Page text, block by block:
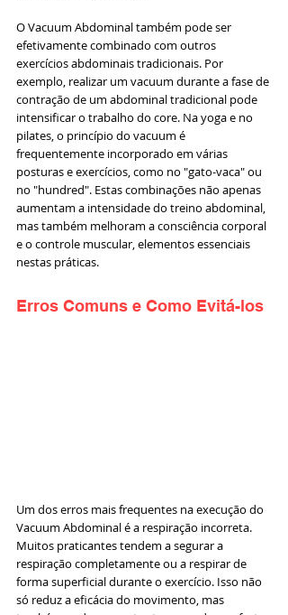
O Vacuum Abdominal também pode ser
efetivamente combinado com outros
exercícios abdominais tradicionais. Por
exemplo, realizar um vacuum durante a fase de
contração de um abdominal tradicional pode
intensificar o trabalho do core. Na yoga e no
pilates, o princípio do vacuum é
frequentemente incorporado em várias
posturas e exercícios, como no "gato-vaca" ou
no "hundred". Estas combinações não apenas
aumentam a intensidade do treino abdominal,
mas também melhoram a consciência corporal
e o controle muscular, elementos essenciais
nestas práticas.
Erros Comuns e Como Evitá-los
Um dos erros mais frequentes na execução do
Vacuum Abdominal é a respiração incorreta.
Muitos praticantes tendem a segurar a
respiração completamente ou a respirar de
forma superficial durante o exercício. Isso não
só reduz a eficácia do movimento, mas